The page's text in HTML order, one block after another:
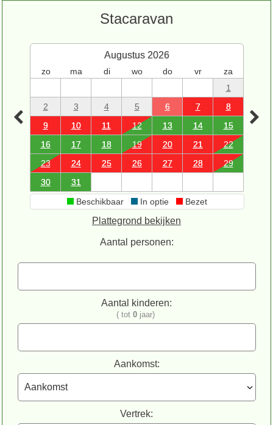
Stacaravan
Augustus 2026
zo ma di wo do vr
za
1
2
3 4 5 6 7
8
9
10 11 12 13 14
15
16
17 18 19 20 21
22
23
24 25 26 27 28
29
30
31
Beschikbaar
In optie Bezet
Plattegrond bekijken
Aantal personen:
Aantal kinderen:
( tot 0jaar)
Aankomst:
Vertrek: